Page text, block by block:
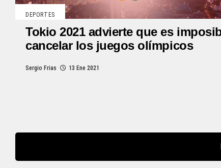
DEPORTES
Tokio 2021 advierte que es
cancelar los juegos olímpicos
Sergio Frias 13 Ene 2021